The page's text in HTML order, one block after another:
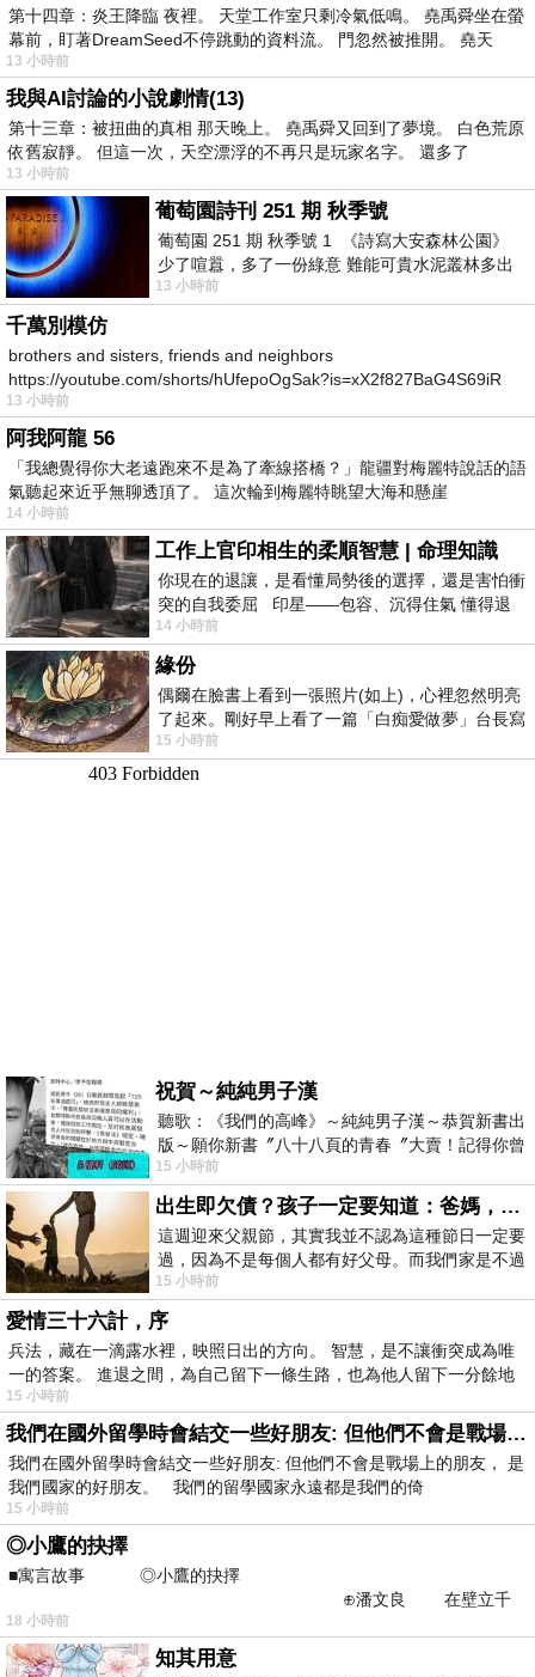
第十四章：炎王降臨 夜裡。 天堂工作室只剩冷氣低鳴。 堯禹舜坐在螢
幕前，盯著DreamSeed不停跳動的資料流。 門忽然被推開。 堯天
13 小時前
我與AI討論的小說劇情(13)
第十三章：被扭曲的真相 那天晚上。 堯禹舜又回到了夢境。 白色荒原
依舊寂靜。 但這一次，天空漂浮的不再只是玩家名字。 還多了
13 小時前
葡萄園詩刊 251 期 秋季號
葡萄園 251 期 秋季號 1 《詩寫大安森林公園》
少了喧囂，多了一份綠意 難能可貴水泥叢林多出
一
13 小時前
千萬別模仿
brothers and sisters, friends and neighbors
https://youtube.com/shorts/hUfepoOgSak?is=xX2f827BaG4S69iR
https
13 小時前
阿我阿龍 56
「我總覺得你大老遠跑來不是為了牽線搭橋？」龍疆對梅麗特說話的語
氣聽起來近乎無聊透頂了。 這次輪到梅麗特眺望大海和懸崖
14 小時前
工作上官印相生的柔順智慧 | 命理知識
你現在的退讓，是看懂局勢後的選擇，還是害怕衝
突的自我委屈 印星——包容、沉得住氣 懂得退
一步觀察，不會
14 小時前
緣份
偶爾在臉書上看到一張照片(如上)，心裡忽然明亮
了起來。剛好早上看了一篇「白痴愛做夢」台長寫
的貼文，在回顧年輕時瘋狂愛上
15 小時前
祝賀～純純男子漢
聽歌：《我們的高峰》～純純男子漢～恭賀新書出
版～願你新書〞八十八頁的青春〞大賣！記得你曾
經在我的版留言…「好讚的圖^^感覺大家
15 小時前
出生即欠債？孩子一定要知道：爸媽，其實我不欠你們
這週迎來父親節，其實我並不認為這種節日一定要
過，因為不是每個人都有好父母。而我們家是不過
節的，平時也沒什麼儀式感，生活趨近冷
15 小時前
愛情三十六計，序
兵法，藏在一滴露水裡，映照日出的方向。 智慧，是不讓衝突成為唯
一的答案。 進退之間，為自己留下一條生路，也為他人留下一分餘地
15 小時前
我們在國外留學時會結交一些好朋友: 但他們不會是戰場上的朋友
我們在國外留學時會結交一些好朋友: 但他們不會是戰場上的朋友， 是
我們國家的好朋友。 我們的留學國家永遠都是我們的倚
15 小時前
◎小鷹的抉擇
■寓言故事 ◎小鷹的抉擇
⊕潘文良 在壁立千
仞的懸崖上，有一座遮天蔽
18 小時前
知其用意